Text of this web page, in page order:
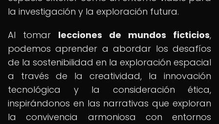
la investigación y la exploración futura.
Al tomar lecciones de mundos ficticios,
podemos aprender a abordar los desafíos
de la sostenibilidad en la exploración espacial
a través de la creatividad, la innovación
tecnológica y la consideración ética,
inspirándonos en las narrativas que exploran
la convivencia armoniosa con entornos